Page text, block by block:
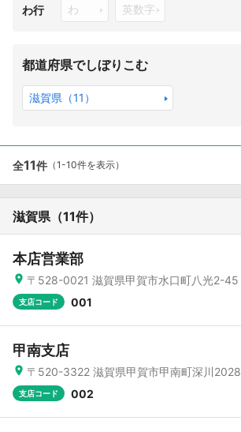
わ行 わ 英数字
都道府県でしぼりこむ
滋賀県（11）
全11件 （1-10件を表示）
滋賀県 （11件）
本店営業部
〒528-0021 滋賀県甲賀市水口町八光2-45
支店コード 001
甲南支店
〒520-3322 滋賀県甲賀市甲南町深川2028
支店コード 002